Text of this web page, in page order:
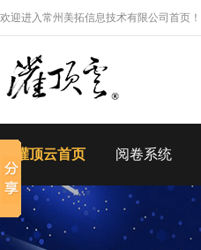
欢迎进入常州美拓信息技术有限公司首页！
灌顶云首页 阅卷系统